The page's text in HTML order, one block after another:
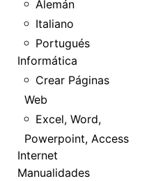
Alemán
Italiano
Portugués
Informática
Crear Páginas
Web
Excel, Word,
Powerpoint, Access
Internet
Manualidades